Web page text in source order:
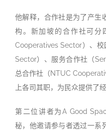
他解释，合作社是为了产生
构。新加坡的合作社可分
Cooperatives Sector）、
Sector）、服务合作社（
总合作社（NTUC
上各司其职，为民众提供了
第二位讲者为A Good
秘，他邀请参与者透过一系